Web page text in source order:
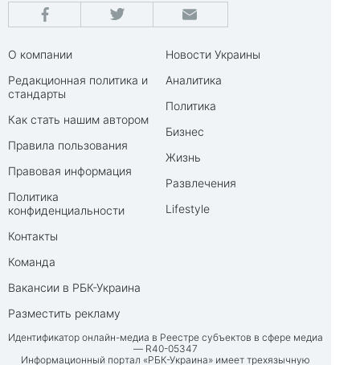
О компании
Редакционная политика и
стандарты
Как стать нашим автором
Правила пользования
Правовая информация
Политика
конфиденциальности
Контакты
Команда
Вакансии в РБК-Украина
Разместить рекламу
Новости Украины
Аналитика
Политика
Бизнес
Жизнь
Развлечения
Lifestyle
Идентификатор онлайн-медиа в Реестре субъектов в сфере медиа
— R40-05347
Информационный портал «РБК-Украина» имеет трехязычную